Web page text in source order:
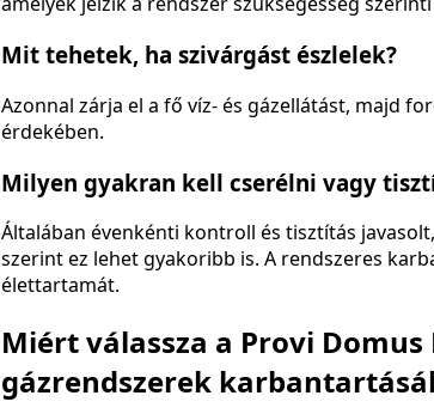
Mit tehetek, ha szivárgást észlelek?
Azonnal zárja el a fő víz- és gázellátást, majd
érdekében.
Milyen gyakran kell cserélni vagy
Általában évenkénti kontroll és tisztítás
szerint ez lehet gyakoribb is. A rendszeres
élettartamát.
Miért válassza a Provi
gázrendszerek